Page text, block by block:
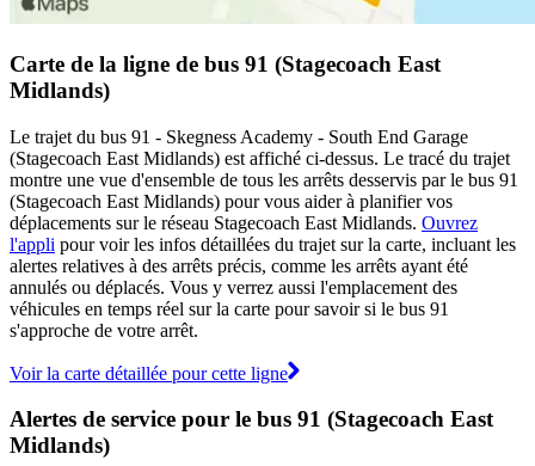
Carte de la ligne de bus 91 (Stagecoach East
Midlands)
Le trajet du bus 91 - Skegness Academy - South End Garage
(Stagecoach East Midlands) est affiché ci-dessus. Le tracé du trajet
montre une vue d'ensemble de tous les arrêts desservis par le bus 91
(Stagecoach East Midlands) pour vous aider à planifier vos
déplacements sur le réseau Stagecoach East Midlands. Ouvrez
l'appli pour voir les infos détaillées du trajet sur la carte, incluant les
alertes relatives à des arrêts précis, comme les arrêts ayant été
annulés ou déplacés. Vous y verrez aussi l'emplacement des
véhicules en temps réel sur la carte pour savoir si le bus 91
s'approche de votre arrêt.
Voir la carte détaillée pour cette ligne
Alertes de service pour le bus 91 (Stagecoach East
Midlands)